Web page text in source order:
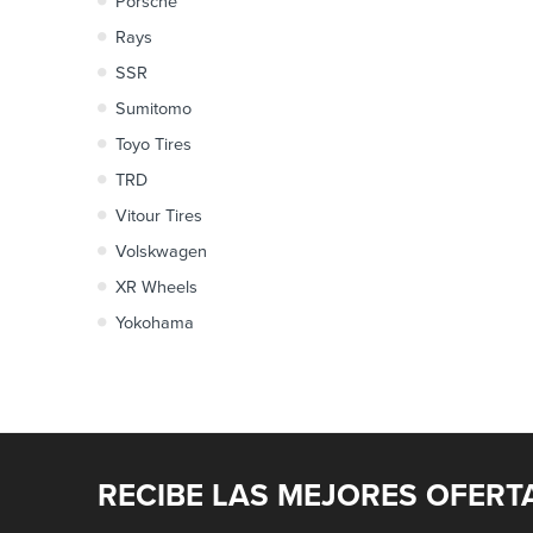
Rays
SSR
Sumitomo
Toyo Tires
TRD
Vitour Tires
Volskwagen
XR Wheels
Yokohama
RECIBE LAS MEJORES